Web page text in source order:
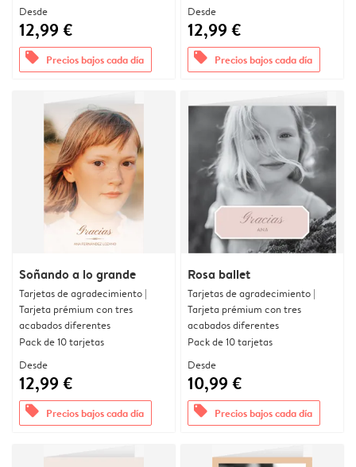
Desde
12,99 €
offers Precios bajos cada día
Desde
12,99 €
offers Precios bajos cada día
Soñando a lo grande
Tarjetas de agradecimiento |
Tarjeta prémium con tres
acabados diferentes
Pack de 10 tarjetas
Desde
12,99 €
offers Precios bajos cada día
Rosa ballet
Tarjetas de agradecimiento |
Tarjeta prémium con tres
acabados diferentes
Pack de 10 tarjetas
Desde
10,99 €
offers Precios bajos cada día